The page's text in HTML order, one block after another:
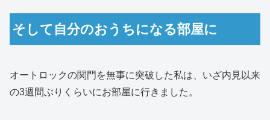
そして自分のおうちになる部屋に
オートロックの関門を無事に突破した私は、いざ内見以来
の3週間ぶりくらいにお部屋に行きました。